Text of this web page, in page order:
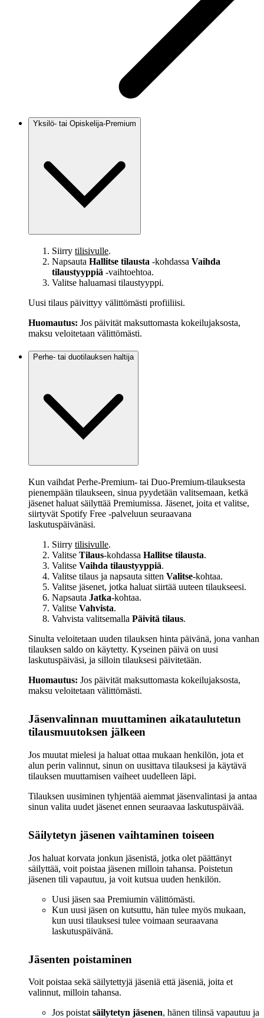
Yksilö- tai Opiskelija-Premium
Siirry tilisivulle.
Napsauta Hallitse tilausta ‑kohdassa Vaihda
tilaustyyppiä ‑vaihtoehtoa.
Valitse haluamasi tilaustyyppi.
Uusi tilaus päivittyy välittömästi profiiliisi.
Huomautus: Jos päivität maksuttomasta kokeilujaksosta,
maksu veloitetaan välittömästi.
Perhe- tai duotilauksen haltija
Kun vaihdat Perhe-Premium- tai Duo-Premium-tilauksesta
pienempään tilaukseen, sinua pyydetään valitsemaan, ketkä
jäsenet haluat säilyttää Premiumissa. Jäsenet, joita et valitse,
siirtyvät Spotify Free ‑palveluun seuraavana
laskutuspäivänäsi.
Siirry tilisivulle.
Valitse Tilaus-kohdassa Hallitse tilausta.
Valitse Vaihda tilaustyyppiä.
Valitse tilaus ja napsauta sitten Valitse-kohtaa.
Valitse jäsenet, jotka haluat siirtää uuteen tilaukseesi.
Napsauta Jatka-kohtaa.
Valitse Vahvista.
Vahvista valitsemalla Päivitä tilaus.
Sinulta veloitetaan uuden tilauksen hinta päivänä, jona vanhan
tilauksen saldo on käytetty. Kyseinen päivä on uusi
laskutuspäiväsi, ja silloin tilauksesi päivitetään.
Huomautus: Jos päivität maksuttomasta kokeilujaksosta,
maksu veloitetaan välittömästi.
Jäsenvalinnan muuttaminen aikataulutetun
tilausmuutoksen jälkeen
Jos muutat mielesi ja haluat ottaa mukaan henkilön, jota et
alun perin valinnut, sinun on uusittava tilauksesi ja käytävä
tilauksen muuttamisen vaiheet uudelleen läpi.
Tilauksen uusiminen tyhjentää aiemmat jäsenvalintasi ja antaa
sinun valita uudet jäsenet ennen seuraavaa laskutuspäivää.
Säilytetyn jäsenen vaihtaminen toiseen
Jos haluat korvata jonkun jäsenistä, jotka olet päättänyt
säilyttää, voit poistaa jäsenen milloin tahansa. Poistetun
jäsenen tili vapautuu, ja voit kutsua uuden henkilön.
Uusi jäsen saa Premiumin välittömästi.
Kun uusi jäsen on kutsuttu, hän tulee myös mukaan,
kun uusi tilauksesi tulee voimaan seuraavana
laskutuspäivänä.
Jäsenten poistaminen
Voit poistaa sekä säilytettyjä jäseniä että jäseniä, joita et
valinnut, milloin tahansa.
Jos poistatsäilytetyn jäsenen, hänen tilinsä vapautuu ja